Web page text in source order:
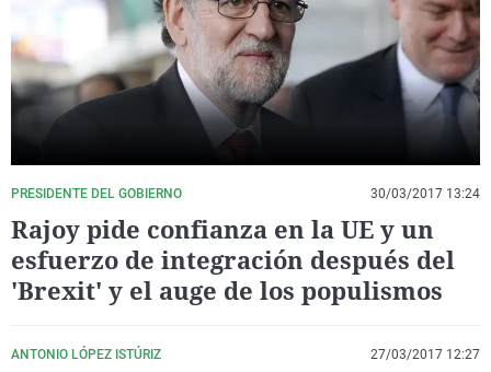
La rosa de los vientos
Gente viajera
Como el perro y el
Retornados
Equipo de
Operación Viuda
Extremadura
Galicia
País Vasco
Televisión
PRESIDENTE DEL GOBIERNO 30/03/2017 13:24
Rajoy pide confianza en la UE y un
esfuerzo de integración después del
'Brexit' y el auge de los populismos
ANTONIO LÓPEZ ISTÚRIZ 27/03/2017 12:27